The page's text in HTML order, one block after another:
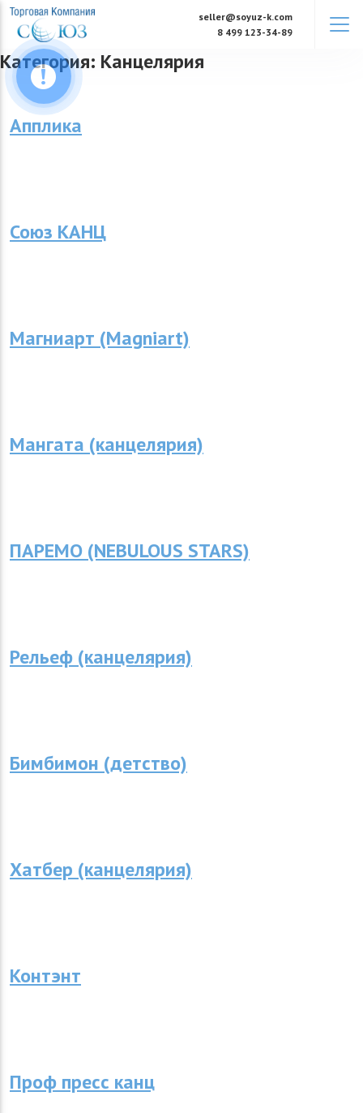
Skip
content
seller@soyuz-k.com
8 499 123-34-89
Категория: Канцелярия
Апплика
Союз КАНЦ
Магниарт (Magniart)
Мангата (канцелярия)
ПАРЕМО (NEBULOUS STARS)
Рельеф (канцелярия)
Бимбимон (детство)
Хатбер (канцелярия)
Контэнт
Проф пресс канц